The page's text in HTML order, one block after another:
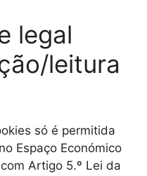
legal
leitura
só é permitida
Espaço Económico
Artigo 5.º Lei da